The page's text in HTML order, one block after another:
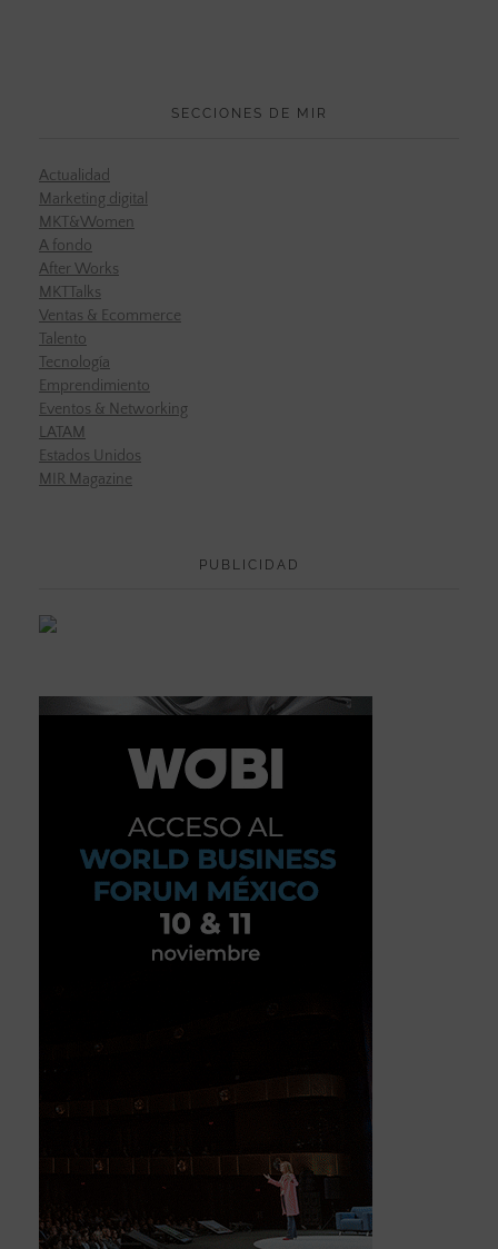
SECCIONES DE MIR
Actualidad
Marketing digital
MKT&Women
A fondo
After Works
MKTTalks
Ventas & Ecommerce
Talento
Tecnología
Emprendimiento
Eventos & Networking
LATAM
Estados Unidos
MIR Magazine
PUBLICIDAD